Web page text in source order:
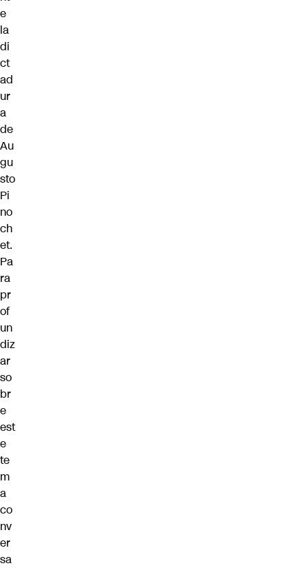
e
la
di
ct
ad
ur
a
de
Au
gu
sto
Pi
no
ch
et.
Pa
ra
pr
of
un
diz
ar
so
br
e
est
e
te
m
a
co
nv
er
sa